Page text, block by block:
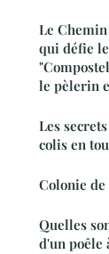
Le
qui défie
le pèlerin
Les
colis en
Colonie de
Quelles
d'un poêle